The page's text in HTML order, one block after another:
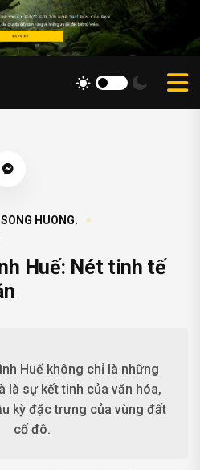
SONG HUONG.
Huế: Nét tinh tế
Huế không chỉ là những
là sự kết tinh của văn hóa,
kỳ đặc trưng của vùng đất
cố đô.